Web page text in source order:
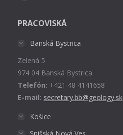
opens
window
PRACOVISKÁ
Banská Bystrica
Zelená 5
974 04 Banská Bystrica
Telefón: +421 48 4141658
E-mail: secretary.bb@geology.sk
Košice